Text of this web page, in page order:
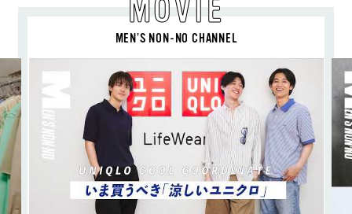
MOVIE
MEN’S NON-NO CHANNEL